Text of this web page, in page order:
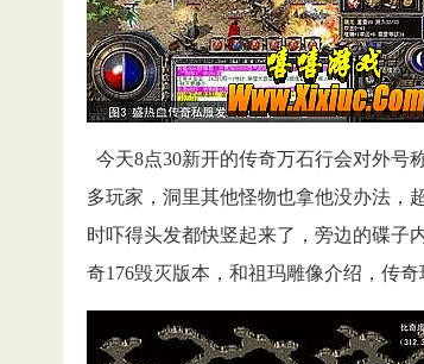
今天8点30新开的传奇万石行会对外
多玩家，洞里其他怪物也拿他没办法，
时吓得头发都快竖起来了，旁边的碟子
奇176毁灭版本，和祖玛雕像介绍，传奇